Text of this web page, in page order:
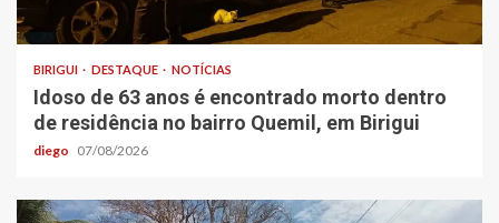
BIRIGUI DESTAQUE NOTÍCIAS
Idoso de 63 anos é encontrado morto dentro
de residência no bairro Quemil, em Birigui
diego 07/08/2026